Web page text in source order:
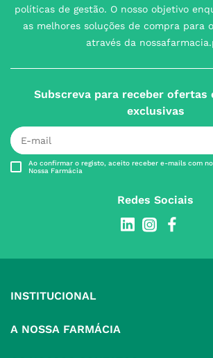
políticas de gestão. O nosso objetivo
as melhores soluções de compra para
através da
Subscreva para receber ofertas
exclusivas
Ao confirmar o registo, aceito receber e-mails com
Nossa Farmácia
Redes Sociais
INSTITUCIONAL
A NOSSA FARMÁCIA